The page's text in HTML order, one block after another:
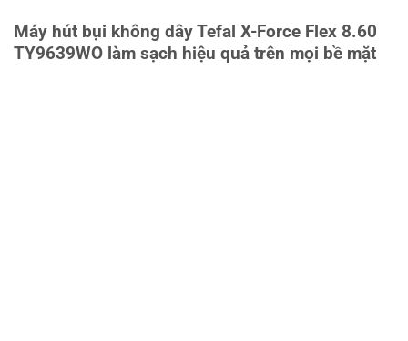
Máy hút bụi không dây Tefal X-Force Flex 8.60
TY9639WO làm sạch hiệu quả trên mọi bề mặt